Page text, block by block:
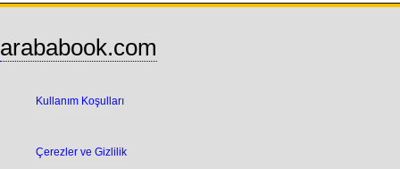
arababook.com
Kullanım Koşulları
Çerezler ve Gizlilik